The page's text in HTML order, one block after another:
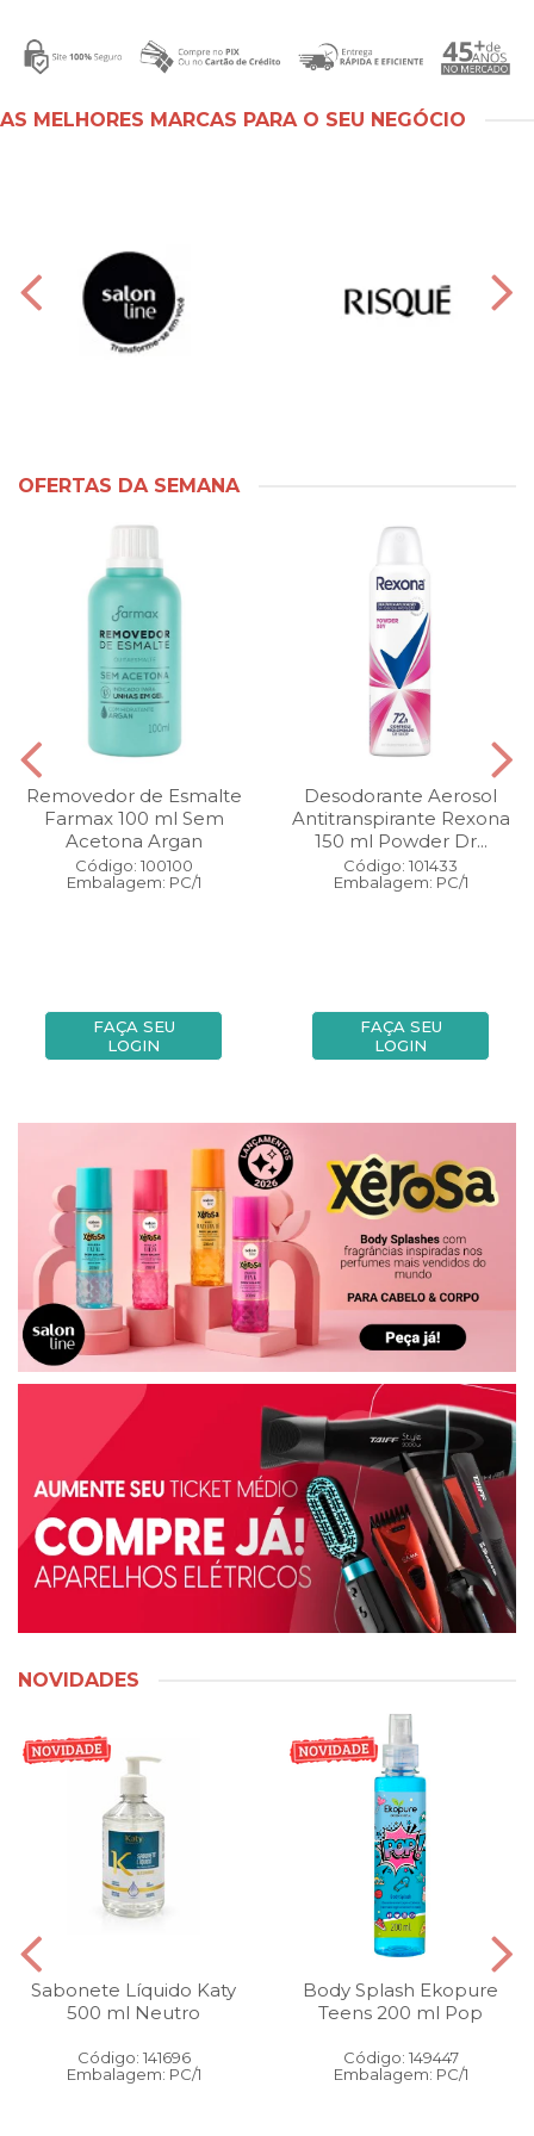
AS MELHORES MARCAS PARA O SEU NEGÓCIO
OFERTAS DA SEMANA
Removedor de Esmalte
Farmax 100 ml Sem
Acetona Argan
Código: 100100
Embalagem: PC/1
FAÇA SEU
LOGIN
Desodorante Aerosol
Antitranspirante Rexona
150 ml Powder Dr...
Código: 101433
Embalagem: PC/1
FAÇA SEU
LOGIN
NOVIDADES
Sabonete Líquido Katy
500 ml Neutro
Código: 141696
Embalagem: PC/1
Body Splash Ekopure
Teens 200 ml Pop
Código: 149447
Embalagem: PC/1